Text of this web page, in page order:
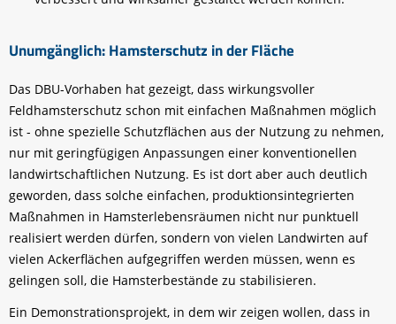
Unumgänglich: Hamsterschutz in der Fläche
Das DBU-Vorhaben hat gezeigt, dass wirkungsvoller
Feldhamsterschutz schon mit einfachen Maßnahmen möglich
ist - ohne spezielle Schutzflächen aus der Nutzung zu nehmen,
nur mit geringfügigen Anpassungen einer konventionellen
landwirtschaftlichen Nutzung. Es ist dort aber auch deutlich
geworden, dass solche einfachen, produktionsintegrierten
Maßnahmen in Hamsterlebensräumen nicht nur punktuell
realisiert werden dürfen, sondern von vielen Landwirten auf
vielen Ackerflächen aufgegriffen werden müssen, wenn es
gelingen soll, die Hamsterbestände zu stabilisieren.
Ein Demonstrationsprojekt, in dem wir zeigen wollen, dass in